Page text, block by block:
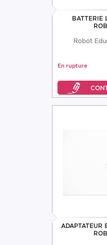
BATTERIE
Robot
En rupture
ADAPTATEUR